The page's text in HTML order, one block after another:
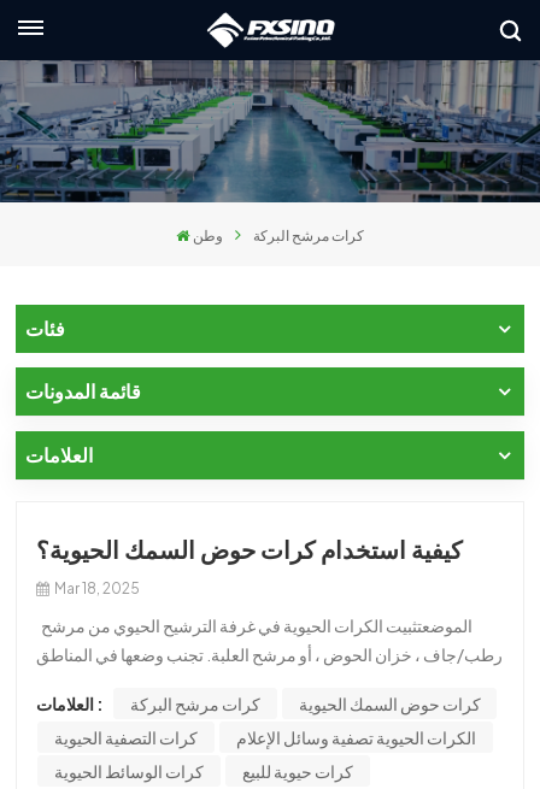
وطن كرات مرشح البركة
فئات
قائمة المدونات
العلامات
كيفية استخدام كرات حوض السمك الحيوية؟
Mar 18, 2025
رطب/جاف ، خزان الحوض ، أو مرشح العلبة. تجنب وضعها في المناطق
عدد مناسب من الكرات الحيوية بناءً على حجم الخزان وحمله الحيوي
(عدد إنتاج الأسماك والنفايات).صيانةشطف الكرات الحيوية بشكل
دوري في ماء الخزان لإزالة الحطام ، ولكن تجنب الإفراط في التنظيف
العلامات : كرات مرشح البركة
كرات حوض السمك الحيوية
كرات التصفية الحيوية
الكرات الحيوية تصفية وسائل الإعلام
كرات الوسائط الحيوية
كرات حيوية للبيع